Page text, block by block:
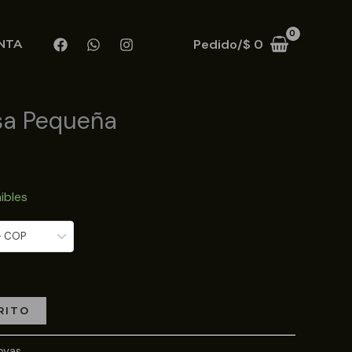
Pedido/$ 0
Pequeña
COP